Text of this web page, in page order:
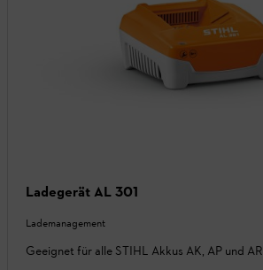
Ladegerät AL 301
Lademanagement
Geeignet für alle STIHL Akkus AK, AP und AR